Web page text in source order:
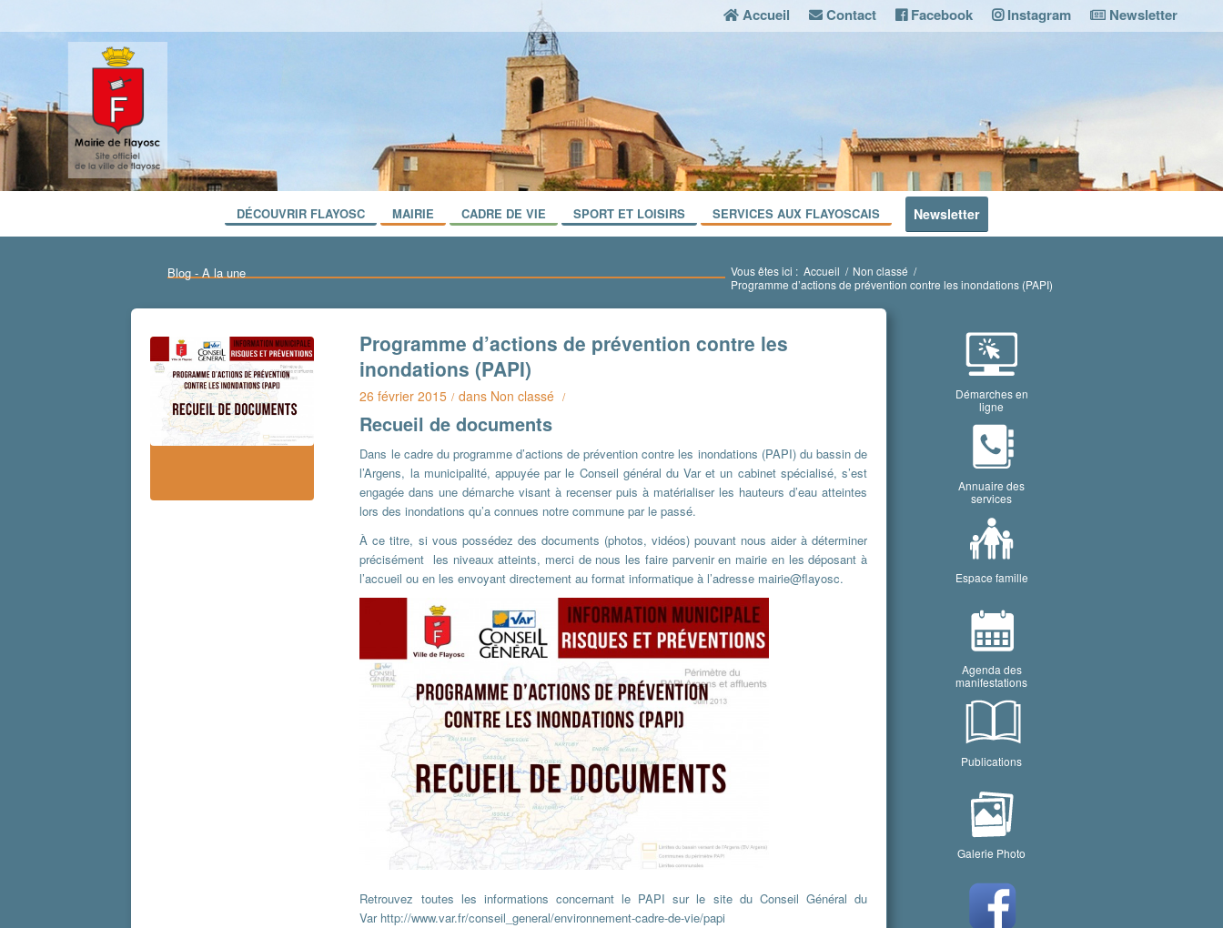
Accueil Contact Facebook Instagram Newsletter
DÉCOUVRIR FLAYOSC MAIRIE CADRE DE VIE SPORT ET LOISIRS SERVICES AUX FLAYOSCAIS Newsletter
Blog - A la une Vous êtes ici : Accueil / Non classé /
Programme d’actions de prévention contre les inondations (PAPI)
Programme d’actions de prévention contre les
inondations (PAPI)
26 février 2015 / dans Non classé /
Recueil de documents
Dans le cadre du programme d’actions de prévention contre les inondations (PAPI) du bassin de
l’Argens, la municipalité, appuyée par le Conseil général du Var et un cabinet spécialisé, s’est
engagée dans une démarche visant à recenser puis à matérialiser les hauteurs d’eau atteintes
lors des inondations qu’a connues notre commune par le passé.
À ce titre, si vous possédez des documents (photos, vidéos) pouvant nous aider à déterminer
précisément les niveaux atteints, merci de nous les faire parvenir en mairie en les déposant à
l’accueil ou en les envoyant directement au format informatique à l’adresse mairie@flayosc.
Retrouvez toutes les informations concernant le PAPI sur le site du Conseil Général du
Var http://www.var.fr/conseil_general/environnement-cadre-de-vie/papi
Démarches en
ligne
Annuaire des
services
Espace famille
Agenda des
manifestations
Publications
Galerie Photo